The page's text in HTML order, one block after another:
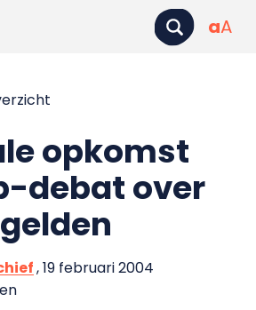
aA
opkomst
debat over
, 19 februari 2004